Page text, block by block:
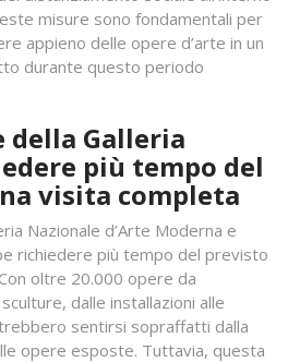
misure sono fondamentali per
appieno delle opere d’arte in un
durante questo periodo
della Galleria
più tempo del
visita completa
Nazionale d’Arte Moderna e
richiedere più tempo del previsto
oltre 20.000 opere da
dalle installazioni alle
sentirsi sopraffatti dalla
opere esposte. Tuttavia, questa